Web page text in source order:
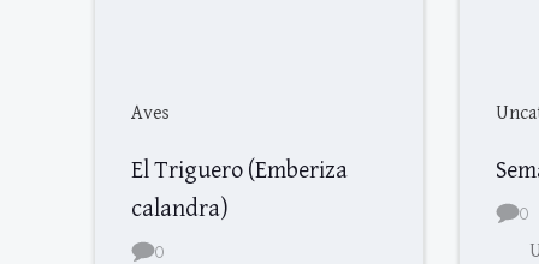
Aves
El Triguero (Emberiza
calandra)
0
0